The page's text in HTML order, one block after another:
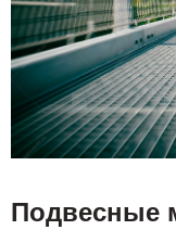
Подвесные